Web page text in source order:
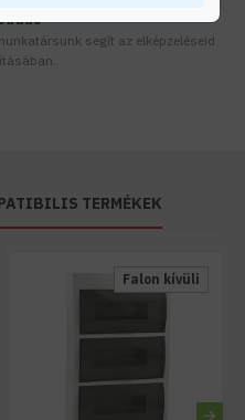
segít az elképzeléseid
TERMÉKEK
Falon kívüli